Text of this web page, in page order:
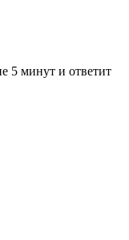
5 минут и ответит